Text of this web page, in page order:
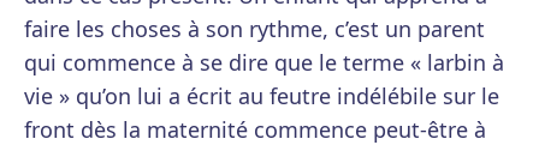
faire les choses à son rythme, c’est un parent
qui commence à se dire que le terme « larbin à
vie » qu’on lui a écrit au feutre indélébile sur le
front dès la maternité commence peut-être à